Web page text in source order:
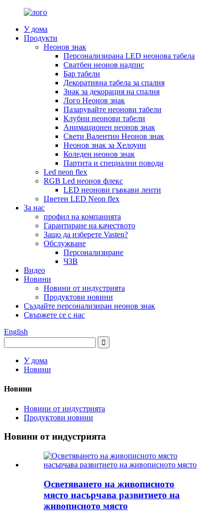
У дома
Продукти
Неонов знак
Персонализирана LED неонова табела
Сватбен неонов надпис
Бар табели
Декоративна табела за спалня
Знак за декорация на спалня
Лого Неонов знак
Пазарувайте неонови табели
Клубни неонови табели
Анимационен неонов знак
Свети Валентин Неонов знак
Неонов знак за Хелоуин
Коледен неонов знак
Партита и специални поводи
Led neon flex
RGB Led неонов флекс
LED неонови гъвкави ленти
Цветен LED Neon flex
За нас
профил на компанията
Гарантиране на качеството
Защо да изберете Vasten?
Обслужване
Персонализиране
ЧЗВ
Видео
Новини
Новини от индустрията
Продуктови новини
Създайте персонализиран неонов знак
Свържете се с нас
English
У дома
Новини
Новини
Новини от индустрията
Продуктови новини
Новини от индустрията
Осветяването на живописното
място насърчава развитието на
живописното място